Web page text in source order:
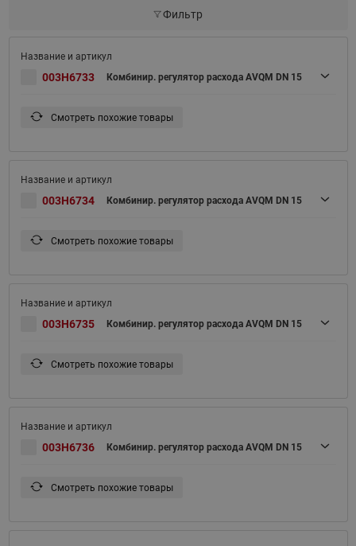
Фильтр
003H6733 Комбинир. регулятор расхода AVQM DN 15
Смотреть похожие товары
003H6734 Комбинир. регулятор расхода AVQM DN 15
Смотреть похожие товары
003H6735 Комбинир. регулятор расхода AVQM DN 15
Смотреть похожие товары
003H6736 Комбинир. регулятор расхода AVQM DN 15
Смотреть похожие товары